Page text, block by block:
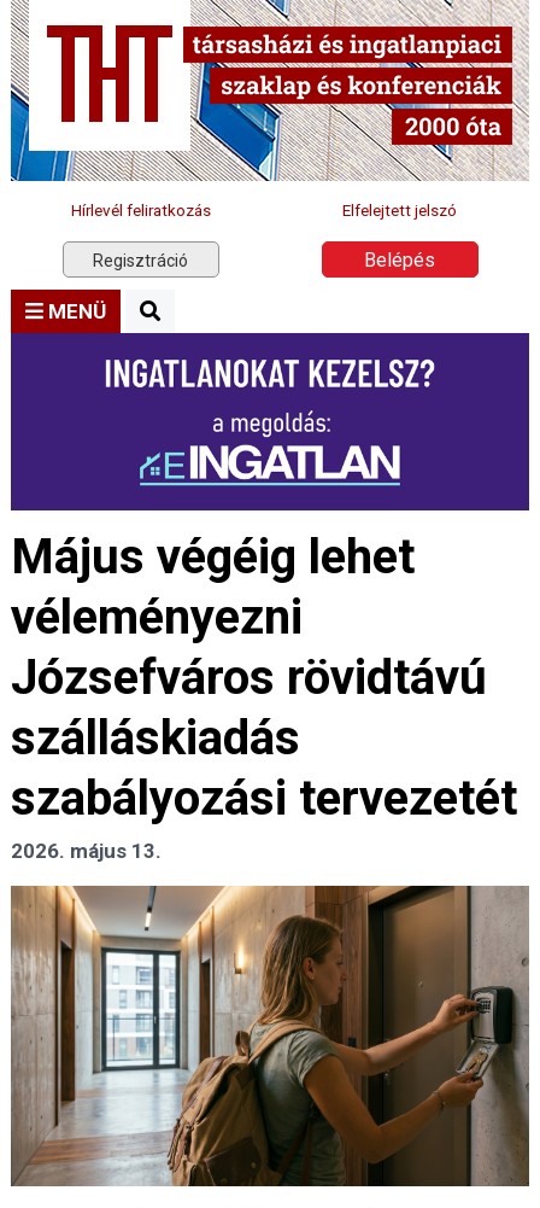
Hírlevél feliratkozás Elfelejtett jelszó
Regisztráció Belépés
MENÜ
Május végéig lehet
véleményezni
Józsefváros rövidtávú
szálláskiadás
szabályozási tervezetét
2026. május 13.